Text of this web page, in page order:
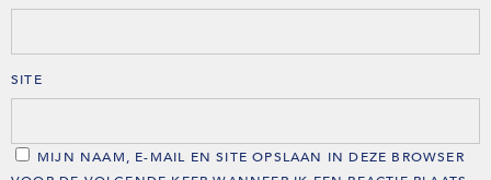
SITE
MIJN NAAM, E-MAIL EN SITE OPSLAAN IN DEZE BROWSER